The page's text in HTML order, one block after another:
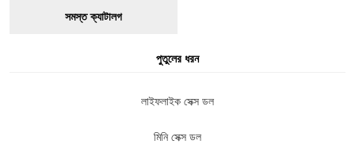
সমস্ত ক্যাটালগ
পুতুলের ধরন
লাইফলাইক সেক্স ডল
মিনি সেক্স ডল